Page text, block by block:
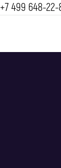
+7 499 648-22-